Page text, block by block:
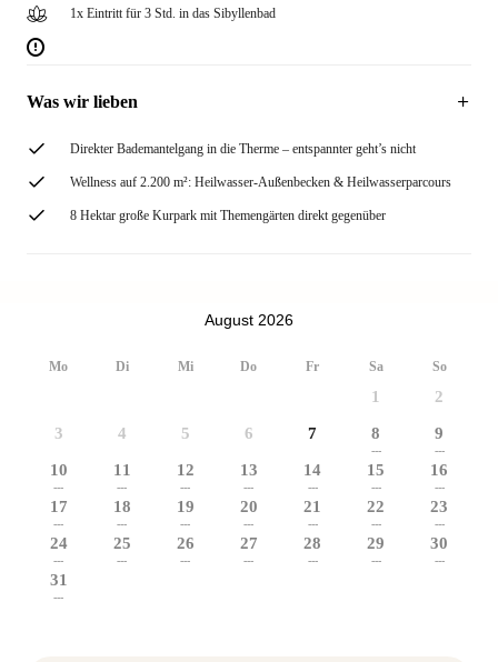
1x Eintritt für 3 Std. in das Sibyllenbad
Was wir lieben
Direkter Bademantelgang in die Therme – entspannter geht’s nicht
Wellness auf 2.200 m²: Heilwasser-Außenbecken & Heilwasserparcours
8 Hektar große Kurpark mit Themengärten direkt gegenüber
August 2026
Mo Di Mi Do Fr Sa So
1 2
3 4 5 6 7 8
---
9
---
10
---
11
---
12
---
13
---
14
---
15
---
16
---
17
---
18
---
19
---
20
---
21
---
22
---
23
---
24
---
25
---
26
---
27
---
28
---
29
---
30
---
31
---